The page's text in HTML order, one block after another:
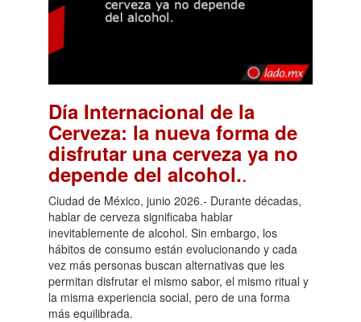
Día Internacional de la
Cerveza: la nueva forma de
disfrutar una cerveza ya no
depende del alcohol..
Ciudad de México, junio 2026.- Durante décadas,
hablar de cerveza significaba hablar
inevitablemente de alcohol. Sin embargo, los
hábitos de consumo están evolucionando y cada
vez más personas buscan alternativas que les
permitan disfrutar el mismo sabor, el mismo ritual y
la misma experiencia social, pero de una forma
más equilibrada.